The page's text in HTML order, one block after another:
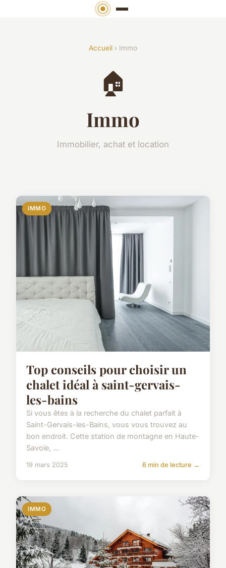
Accueil › Immo
🏠
Immo
Immobilier, achat et location
IMMO
Top conseils pour choisir un
chalet idéal à saint-gervais-
les-bains
Si vous êtes à la recherche du chalet parfait à
Saint-Gervais-les-Bains, vous vous trouvez au
bon endroit. Cette station de montagne en Haute-
Savoie, ...
19 mars 2025 6 min de lecture →
IMMO